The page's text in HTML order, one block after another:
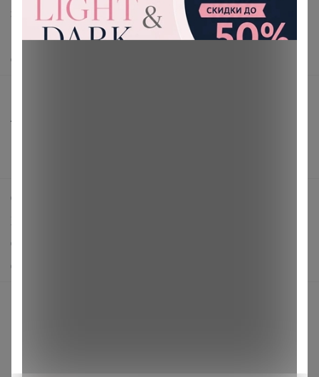
Защита покупателя
Помощь
О нас
Анонсы
Самое выгодное
Хиты продаж
Самое желанное
Самое быстрое
Пульс нашего маркетплейса